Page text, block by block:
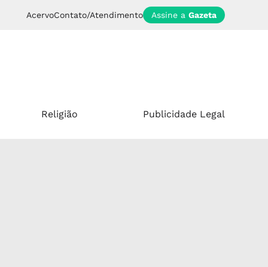
AcervoContato/Atendimento Assine a Gazeta
Religião Publicidade Legal